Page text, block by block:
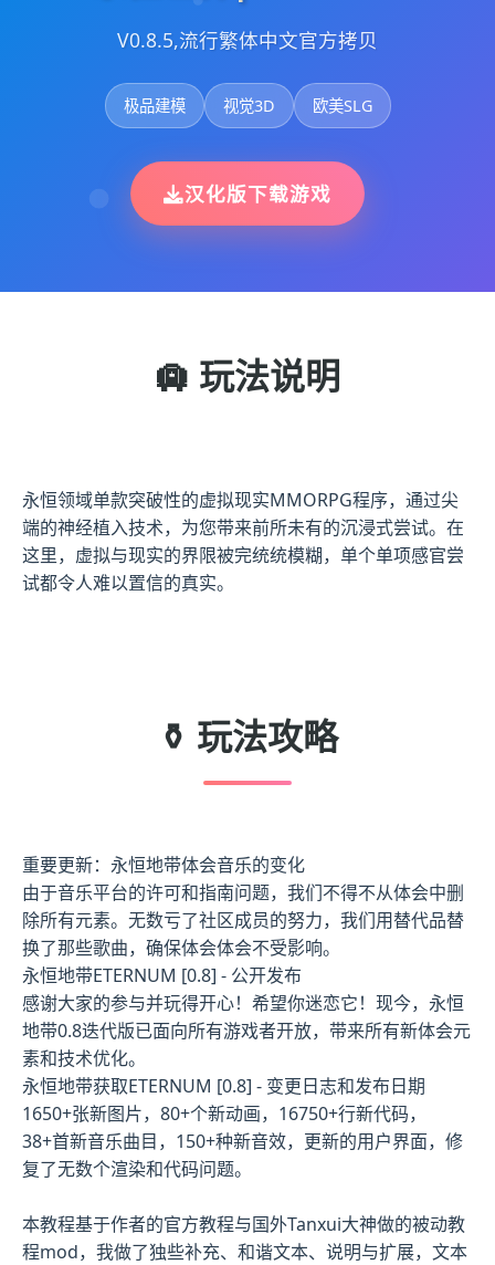
V0.8.5,流行繁体中文官方拷贝
极品建模 视觉3D 欧美SLG
汉化版下载游戏
🛄 玩法说明
永恒领域单款突破性的虚拟现实MMORPG程序，通过尖
端的神经植入技术，为您带来前所未有的沉浸式尝试。在
这里，虚拟与现实的界限被完统统模糊，单个单项感官尝
试都令人难以置信的真实。
⚱️ 玩法攻略
重要更新：永恒地带体会音乐的变化
由于音乐平台的许可和指南问题，我们不得不从体会中删
除所有元素。无数亏了社区成员的努力，我们用替代品替
换了那些歌曲，确保体会体会不受影响。
永恒地带ETERNUM [0.8] - 公开发布
感谢大家的参与并玩得开心！希望你迷恋它！现今，永恒
地带0.8迭代版已面向所有游戏者开放，带来所有新体会元
素和技术优化。
永恒地带获取ETERNUM [0.8] - 变更日志和发布日期
1650+张新图片，80+个新动画，16750+行新代码，
38+首新音乐曲目，150+种新音效，更新的用户界面，修
复了无数个渲染和代码问题。
本教程基于作者的官方教程与国外Tanxui大神做的被动教
程mod，我做了独些补充、和谐文本、说明与扩展，文本